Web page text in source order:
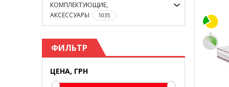
КОМПЛЕКТУЮЩИЕ,
АКСЕССУАРЫ
1035
ФИЛЬТР
ЦЕНА, ГРН